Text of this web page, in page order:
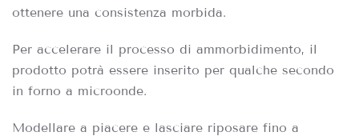
ottenere una consistenza morbida.
Per accelerare il processo di ammorbidimento, il
prodotto potrà essere inserito per qualche secondo
in forno a microonde.
Modellare a piacere e lasciare riposare fino a